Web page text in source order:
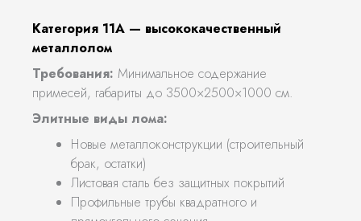
Категория 11А — высококачественный
металлолом
Требования: Минимальное содержание
примесей, габариты до 3500×2500×1000 см.
Элитные виды лома:
Новые металлоконструкции (строительный
брак, остатки)
Листовая сталь без защитных покрытий
Профильные трубы квадратного и